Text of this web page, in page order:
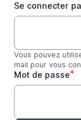
Se connecter
Vous pouvez
mail pour vous
Mot de passe